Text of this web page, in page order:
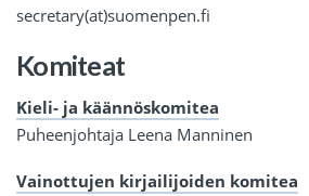
secretary(at)suomenpen.fi
Komiteat
Kieli- ja käännöskomitea
Puheenjohtaja Leena Manninen
Vainottujen kirjailijoiden komitea